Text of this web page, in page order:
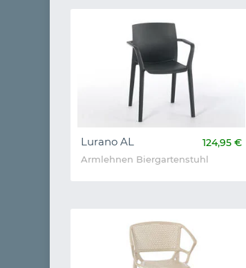
Lurano AL 124,95 €
Armlehnen Biergartenstuhl